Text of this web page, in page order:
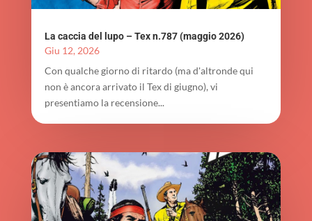
La caccia del lupo – Tex n.787 (maggio 2026)
Giu 12, 2026
Con qualche giorno di ritardo (ma d'altronde qui
non è ancora arrivato il Tex di giugno), vi
presentiamo la recensione...